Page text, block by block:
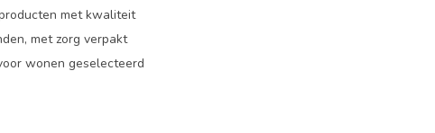
met kwaliteit
met zorg verpakt
wonen geselecteerd